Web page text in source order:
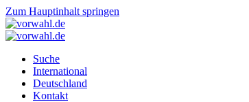
Zum Hauptinhalt springen
Suche
International
Deutschland
Kontakt